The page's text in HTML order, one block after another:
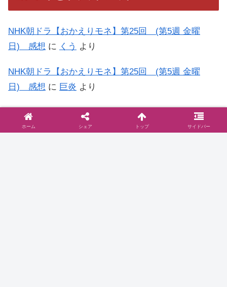
NHK朝ドラ【おかえりモネ】第25回 (第5週 金曜
日) 感想 に くう より
NHK朝ドラ【おかえりモネ】第25回 (第5週 金曜
日) 感想 に 巨炎 より
NHK朝ドラ【おかえりモネ】第15回 (第3週 金曜
日) 感想
もう…何がなんだか日記
ホーム シェア トップ サイドバー